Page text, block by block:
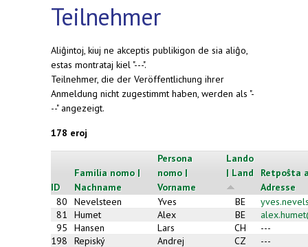
Teilnehmer
Aliĝintoj, kiuj ne akceptis publikigon de sia aliĝo,
estas montrataj kiel "---".
Teilnehmer, die der Veröffentlichung ihrer
Anmeldung nicht zugestimmt haben, werden als "-
--" angezeigt.
178 eroj
ID
Familia nomo |
Nachname
Persona
nomo |
Vorname
Lando
| Land
Retpoŝta
Adresse
80
Nevelsteen Yves BE
81
Humet Alex BE
95
Hansen Lars CH
---
198
Repiský Andrej CZ
---